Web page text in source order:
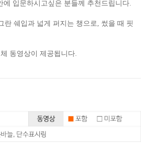
에 입문하시고싶은 분들께 추천드립니다.
란 쉐입과 넓게 퍼지는 챙으로, 썼을 때 핏
동영상이 제공됩니다.